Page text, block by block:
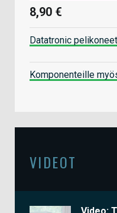
8,90 €
Datatronic pelikoneet
Komponenteille
VIDEOT